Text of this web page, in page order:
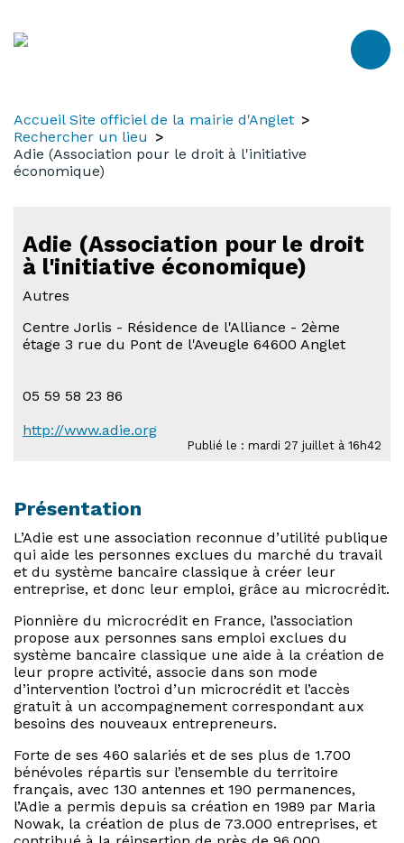
Accueil Site officiel de la mairie d'Anglet
Rechercher un lieu
Adie (Association pour le droit à l'initiative
économique)
Adie (Association pour le droit
à l'initiative économique)
Autres
Centre Jorlis - Résidence de l'Alliance - 2ème
étage 3 rue du Pont de l'Aveugle 64600 Anglet
05 59 58 23 86
http://www.adie.org
Publié le : mardi 27 juillet à 16h42
Présentation
L’Adie est une association reconnue d’utilité publique
qui aide les personnes exclues du marché du travail
et du système bancaire classique à créer leur
entreprise, et donc leur emploi, grâce au microcrédit.
Pionnière du microcrédit en France, l’association
propose aux personnes sans emploi exclues du
système bancaire classique une aide à la création de
leur propre activité, associe dans son mode
d’intervention l’octroi d’un microcrédit et l’accès
gratuit à un accompagnement correspondant aux
besoins des nouveaux entrepreneurs.
Forte de ses 460 salariés et de ses plus de 1.700
bénévoles répartis sur l’ensemble du territoire
français, avec 130 antennes et 190 permanences,
l’Adie a permis depuis sa création en 1989 par Maria
Nowak, la création de plus de 73.000 entreprises, et